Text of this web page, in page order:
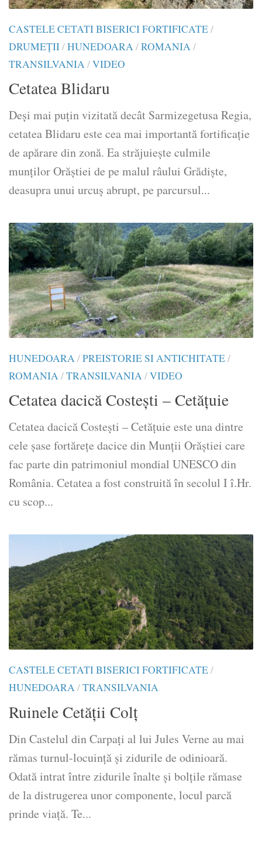
CASTELE CETATI BISERICI FORTIFICATE/
DRUMEŢII/HUNEDOARA/ROMANIA/
TRANSILVANIA/VIDEO
Cetatea Blidaru
Deşi mai puţin vizitată decât Sarmizegetusa Regia,
cetatea Blidaru este cea mai importantă fortificaţie
de apărare din zonă. Ea străjuieşte culmile
munţilor Orăştiei de pe malul râului Grădişte,
deasupra unui urcuş abrupt, pe parcursul...
HUNEDOARA/PREISTORIE SI ANTICHITATE/
ROMANIA/TRANSILVANIA/VIDEO
Cetatea dacică Costești – Cetățuie
Cetatea dacică Costești – Cetățuie este una dintre
cele șase fortărețe dacice din Munții Orăștiei care
fac parte din patrimoniul mondial UNESCO din
România. Cetatea a fost construită în secolul I î.Hr.
cu scop...
CASTELE CETATI BISERICI FORTIFICATE/
HUNEDOARA/TRANSILVANIA
Ruinele Cetăţii Colţ
Din Castelul din Carpaţi al lui Jules Verne au mai
rămas turnul-locuinţă şi zidurile de odinioară.
Odată intrat între zidurile înalte şi bolţile rămase
de la distrugerea unor componente, locul parcă
prinde viaţă. Te...